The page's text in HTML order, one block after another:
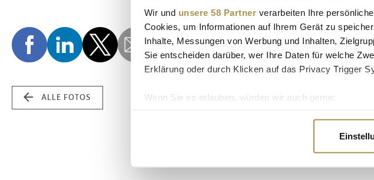
Wir und unsere 58 Partner verarbeiten Ihre
Cookies, um Informationen auf Ihrem Gerät zu
Inhalte, Messungen von Werbung und Inhalten,
Sie entscheiden darüber, wer Ihre Daten für welche
Erklärung oder durch Klicken auf das Privacy Trigger
Wenn Sie es erlauben, würden wir auch gerne:
Erfahren Sie mehr darüber, wie Ihre persönlichen
ALLE FOTOS